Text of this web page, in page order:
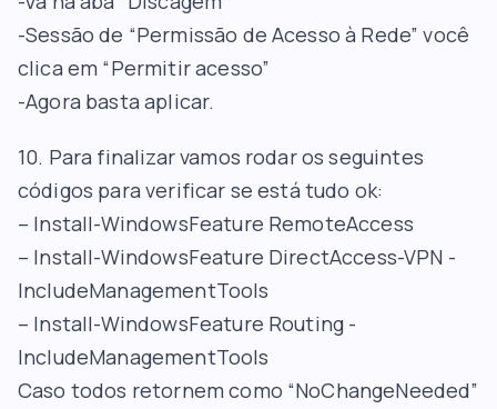
-Sessão de “Permissão de Acesso à Rede” você
clica em “Permitir acesso”
-Agora basta aplicar.
10. Para finalizar vamos rodar os seguintes
códigos para verificar se está tudo ok:
– Install-WindowsFeature RemoteAccess
– Install-WindowsFeature DirectAccess-VPN -
IncludeManagementTools
– Install-WindowsFeature Routing -
IncludeManagementTools
Caso todos retornem como “NoChangeNeeded”